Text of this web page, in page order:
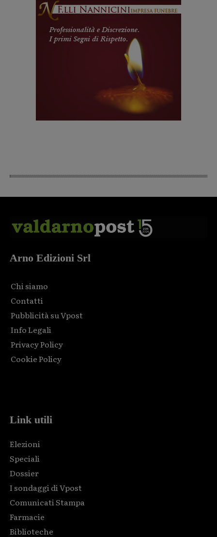
Arno Edizioni Srl
Chi siamo
Contatti
Pubblicità su Vpost
Info Legali
Privacy Policy
Cookie Policy
Link utili
Elezioni
Speciali
Dossier
I sondaggi di Vpost
Comunicati Stampa
Farmacie
Biblioteche